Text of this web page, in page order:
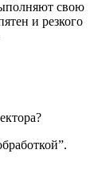
свою
и резкого